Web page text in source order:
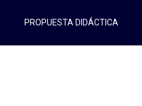
PROPUESTA DIDÁCTICA